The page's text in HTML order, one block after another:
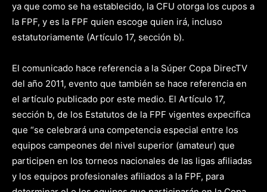
ya que como se ha establecido, la CFU otorga los cupos a
la FPF, y es la FPF quien escoge quien irá, incluso
estatutoriamente (Artículo 17, sección b).
El comunicado hace referencia a la Súper Copa DirecTV
del año 2011, evento que también se hace referencia en
el artículo publicado por este medio. El Artículo 17,
sección b, de los Estatutos de la FPF vigentes expecifica
que “se celebrará una competencia especial entre los
equipos campeones del nivel superior (amateur) que
participen en los torneos nacionales de las ligas afiliadas
y los equipos profesionales afiliados a la FPF, para